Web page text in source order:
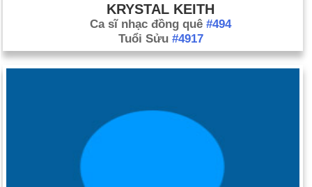
KRYSTAL KEITH
Ca sĩ nhạc đồng quê #494
Tuổi Sửu #4917